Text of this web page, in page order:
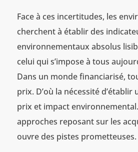
Face à ces incertitudes, les
cherchent à établir des
environnementaux absolus
celui qui s’impose à tous
Dans un monde financiarisé,
prix. D’où la nécessité
prix et impact
approches reposant sur les
ouvre des pistes prometteuses.